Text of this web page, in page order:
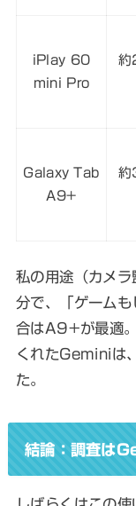
iPlay 60
mini Pro
Galaxy Tab
A9+
私の用途（カメ
分で、「ゲーム
合はA9+が最適
くれたGeminiは
た。
結論：調査は